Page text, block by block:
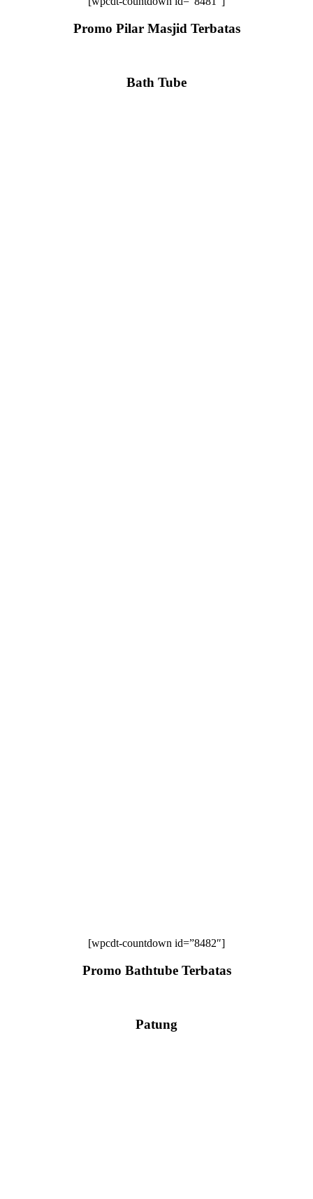
Promo Pilar Masjid Terbatas
Bath Tube
[wpcdt-countdown id=”8482″]
Promo Bathtube Terbatas
Patung